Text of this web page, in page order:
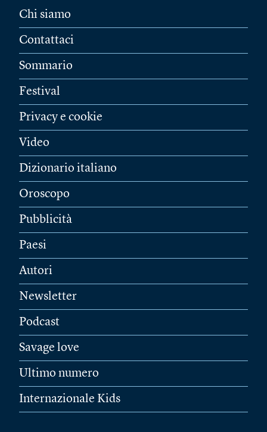
Chi siamo
Contattaci
Sommario
Festival
Privacy e cookie
Video
Dizionario italiano
Oroscopo
Pubblicità
Paesi
Autori
Newsletter
Podcast
Savage love
Ultimo numero
Internazionale Kids